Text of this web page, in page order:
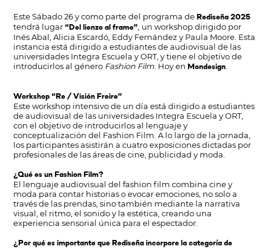
Este Sábado 26 y como parte del programa deRediseña 2025
tendrá lugar“Del lienzo al frame” , un workshop dirigido por
Inés Abal, Alicia Escardó, Eddy Fernández y Paula Moore. Esta
instancia está dirigido a estudiantes de audiovisual de las
universidades Integra Escuela y ORT, y tiene el objetivo de
introducirlos al género Fashion Film . Hoy enMondesign
Workshop “Re / Visión Freire”
Este workshop intensivo de un día está dirigido a estudiantes
de audiovisual de las universidades Integra Escuela y ORT,
con el objetivo de introducirlos al lenguaje y
conceptualización del Fashion Film. A lo largo de la jornada,
los participantes asistirán a cuatro exposiciones dictadas por
profesionales de las áreas de cine, publicidad y moda.
¿Qué es un Fashion Film?
El lenguaje audiovisual del fashion film combina cine y
moda para contar historias o evocar emociones, no solo a
través de las prendas, sino también mediante la narrativa
visual, el ritmo, el sonido y la estética, creando una
experiencia sensorial única para el espectador.
¿Por qué es importante que Rediseña incorpore la categoría de